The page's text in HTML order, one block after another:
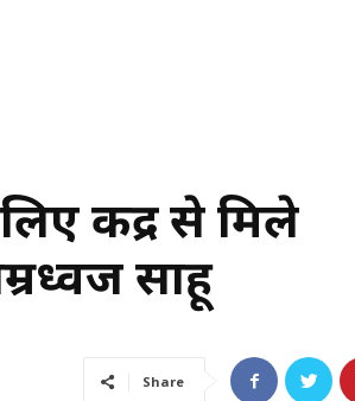
केंद्र से मिले
साहू
Share